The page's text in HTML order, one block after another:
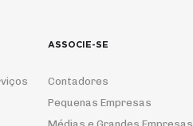
ASSOCIE-SE
Contadores
Pequenas Empresas
Médias e Grandes Empresas